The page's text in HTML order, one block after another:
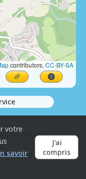
contributors,CC-BY-SA
votre
savoir
J'ai
compris